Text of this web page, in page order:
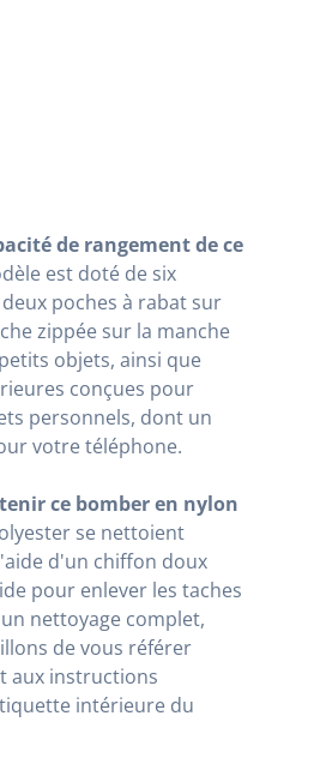
de rangement de ce
est doté de six
poches à rabat sur
zippée sur la manche
objets, ainsi que
conçues pour
personnels, dont un
votre téléphone.
ce bomber en nylon
se nettoient
d'un chiffon doux
pour enlever les taches
nettoyage complet,
de vous référer
aux instructions
intérieure du